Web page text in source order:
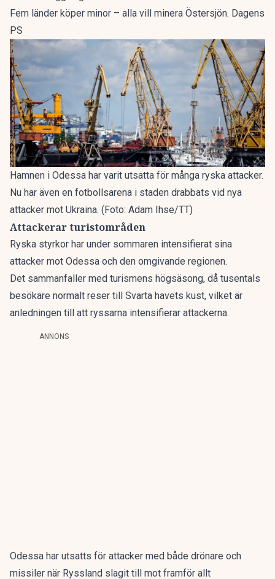
Fem länder köper minor – alla vill minera Östersjön. Dagens
PS
Hamnen i Odessa har varit utsatta för många ryska attacker.
Nu har även en fotbollsarena i staden drabbats vid nya
attacker mot Ukraina. (Foto: Adam Ihse/TT)
Attackerar turistområden
Ryska styrkor har under sommaren intensifierat sina
attacker mot Odessa och den omgivande regionen.
Det sammanfaller med turismens högsäsong, då tusentals
besökare normalt reser till Svarta havets kust, vilket är
anledningen till att ryssarna intensifierar attackerna.
ANNONS
Odessa har utsatts för attacker med både drönare och
missiler när Ryssland slagit till mot framför allt